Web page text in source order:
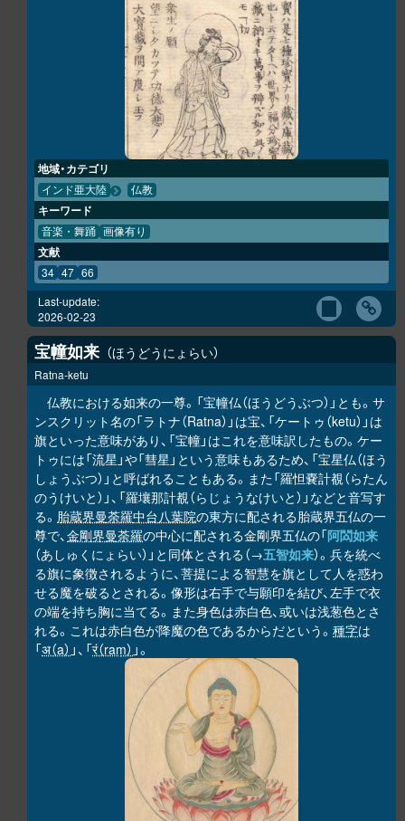
地域・カテゴリ
インド亜大陸 仏教
キーワード
音楽・舞踊 画像有り
文献
34 47 66
Last-update:
2026-02-23
宝幢如来 ほうどうにょらい
Ratna-ketu
仏教における如来の一尊。「宝幢仏（ほうどうぶつ）」とも。サ
ンスクリット名の「ラトナ（Ratna）」は宝、「ケートゥ（ketu）」は
旗といった意味があり、「宝幢」はこれを意味訳したもの。ケー
トゥには「流星」や「彗星」という意味もあるため、「宝星仏（ほう
しょうぶつ）」と呼ばれることもある。また「羅怛嚢計覩（らたん
のうけいと）」、「羅壤那計覩（らじょうなけいと）」などと音写す
る。 胎蔵界曼荼羅中台八葉院の東方に配される胎蔵界五仏の一
尊で、金剛界曼荼羅の中心に配される金剛界五仏の「阿閦如来
（あしゅくにょらい）」と同体とされる（→五智如来）。兵を統べ
る旗に象徴されるように、菩提による智慧を旗として人を惑わ
せる魔を破るとされる。像形は右手で与願印を結び、左手で衣
の端を持ち胸に当てる。また身色は赤白色、或いは浅葱色とさ
れる。これは赤白色が降魔の色であるからだという。 種字は
「अ（a） 」、「रं（raṃ） 」。